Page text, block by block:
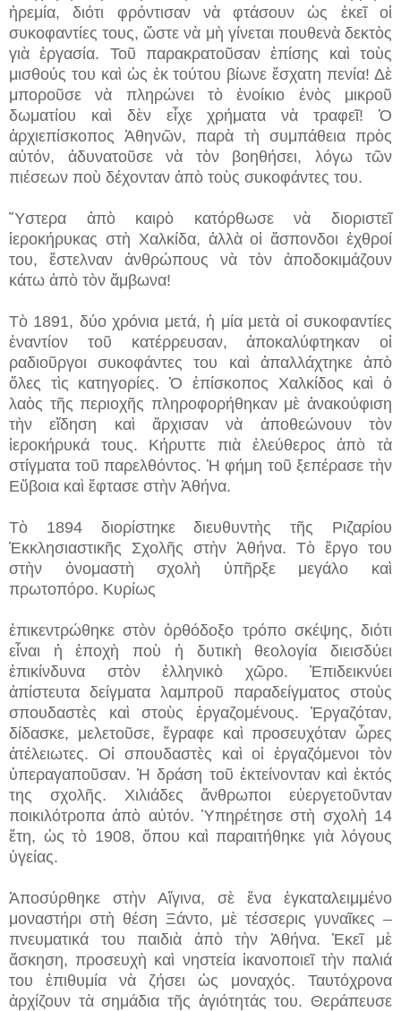
ἠρεμία, διότι φρόντισαν νὰ φτάσουν ὡς ἐκεῖ οἱ
συκοφαντίες τους, ὥστε νὰ μὴ γίνεται πουθενὰ δεκτὸς
γιὰ ἐργασία. Τοῦ παρακρατοῦσαν ἐπίσης καὶ τοὺς
μισθούς του καὶ ὡς ἐκ τούτου βίωνε ἔσχατη πενία! Δὲ
μποροῦσε νὰ πληρώνει τὸ ἐνοίκιο ἑνὸς μικροῦ
δωματίου καὶ δὲν εἶχε χρήματα νὰ τραφεῖ! Ὁ
ἀρχιεπίσκοπος Ἀθηνῶν, παρὰ τὴ συμπάθεια πρὸς
αὐτόν, ἀδυνατοῦσε νὰ τὸν βοηθήσει, λόγω τῶν
πιέσεων ποὺ δέχονταν ἀπὸ τοὺς συκοφάντες του.
Ὕστερα ἀπὸ καιρὸ κατόρθωσε νὰ διοριστεῖ
ἱεροκήρυκας στὴ Χαλκίδα, ἀλλὰ οἱ ἄσπονδοι ἐχθροί
του, ἔστελναν ἀνθρώπους νὰ τὸν ἀποδοκιμάζουν
κάτω ἀπὸ τὸν ἄμβωνα!
Τὸ 1891, δύο χρόνια μετά, ἡ μία μετὰ οἱ συκοφαντίες
ἐναντίον τοῦ κατέρρευσαν, ἀποκαλύφτηκαν οἱ
ραδιοῦργοι συκοφάντες του καὶ ἀπαλλάχτηκε ἀπὸ
ὅλες τὶς κατηγορίες. Ὁ ἐπίσκοπος Χαλκίδος καὶ ὁ
λαὸς τῆς περιοχῆς πληροφορήθηκαν μὲ ἀνακούφιση
τὴν εἴδηση καὶ ἄρχισαν νὰ ἀποθεώνουν τὸν
ἱεροκήρυκά τους. Κήρυττε πιὰ ἐλεύθερος ἀπὸ τὰ
στίγματα τοῦ παρελθόντος. Ἡ φήμη τοῦ ξεπέρασε τὴν
Εὔβοια καὶ ἔφτασε στὴν Ἀθήνα.
Τὸ 1894 διορίστηκε διευθυντὴς τῆς Ριζαρίου
Ἐκκλησιαστικῆς Σχολῆς στὴν Ἀθήνα. Τὸ ἔργο του
στὴν ὀνομαστὴ σχολὴ ὑπῆρξε μεγάλο καὶ
πρωτοπόρο. Κυρίως
ἐπικεντρώθηκε στὸν ὀρθόδοξο τρόπο σκέψης, διότι
εἶναι ἡ ἐποχὴ ποὺ ἡ δυτικὴ θεολογία διεισδύει
ἐπικίνδυνα στὸν ἑλληνικὸ χῶρο. Ἐπιδεικνύει
ἀπίστευτα δείγματα λαμπροῦ παραδείγματος στοὺς
σπουδαστὲς καὶ στοὺς ἐργαζομένους. Ἐργαζόταν,
δίδασκε, μελετοῦσε, ἔγραφε καὶ προσευχόταν ὧρες
ἀτέλειωτες. Οἱ σπουδαστὲς καὶ οἱ ἐργαζόμενοι τὸν
ὑπεραγαποῦσαν. Ἡ δράση τοῦ ἐκτείνονταν καὶ ἐκτός
της σχολῆς. Χιλιάδες ἄνθρωποι εὐεργετοῦνταν
ποικιλότροπα ἀπὸ αὐτόν. Ὑπηρέτησε στὴ σχολὴ 14
ἔτη, ὡς τὸ 1908, ὅπου καὶ παραιτήθηκε γιὰ λόγους
ὑγείας.
Ἀποσύρθηκε στὴν Αἴγινα, σὲ ἕνα ἐγκαταλειμμένο
μοναστήρι στὴ θέση Ξάντο, μὲ τέσσερις γυναῖκες –
πνευματικά του παιδιὰ ἀπὸ τὴν Ἀθήνα. Ἐκεῖ μὲ
ἄσκηση, προσευχὴ καὶ νηστεία ἱκανοποιεῖ τὴν παλιά
του ἐπιθυμία νὰ ζήσει ὡς μοναχός. Ταυτόχρονα
ἀρχίζουν τὰ σημάδια τῆς ἁγιότητάς του. Θεράπευσε